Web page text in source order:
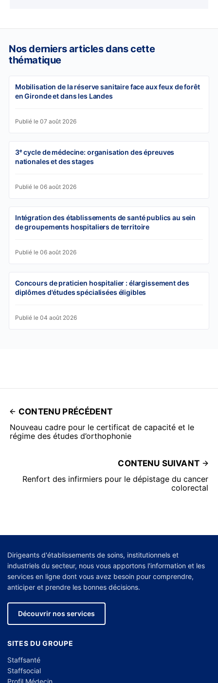
Nos derniers articles dans cette
thématique
Mobilisation de la réserve sanitaire face aux feux de forêt
en Gironde et dans les Landes
Publié le 07 août 2026
3ᵉ cycle de médecine: organisation des épreuves
nationales et des stages
Publié le 06 août 2026
Intégration des établissements de santé publics au sein
de groupements hospitaliers de territoire
Publié le 06 août 2026
Concours de praticien hospitalier : élargissement des
diplômes d'études spécialisées éligibles
Publié le 04 août 2026
CONTENU PRÉCÉDENT
Nouveau cadre pour le certificat de capacité et le
régime des études d’orthophonie
CONTENU SUIVANT
Renfort des infirmiers pour le dépistage du cancer
colorectal
Dirigeants d'établissements de soins, institutionnels et
industriels du secteur, nous vous apportons l'information et les
services en ligne dont vous avez besoin pour comprendre,
anticiper et prendre les bonnes décisions.
Découvrir nos services
SITES DU GROUPE
Staffsanté
Staffsocial
Profil Médecin